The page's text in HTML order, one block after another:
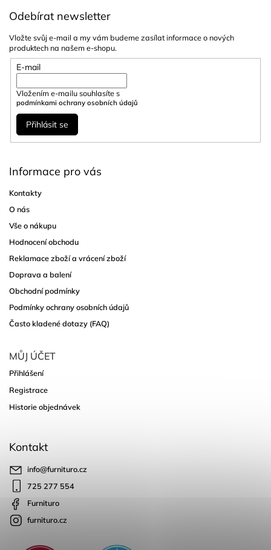
Odebírat newsletter
Vložte svůj e-mail a my vám budeme zasílat informace o nových
produktech na našem e-shopu.
E-mail
Vložením e-mailu souhlasíte s
podmínkami ochrany osobních údajů
Přihlásit se
Informace pro vás
Kontakty
O nás
Vše o nákupu
Hodnocení obchodu
Reklamace zboží a vrácení zboží
Doprava a balení
Obchodní podmínky
Podmínky ochrany osobních údajů
Často kladené dotazy (FAQ)
MŮJ ÚČET
Přihlášení
Registrace
Historie objednávek
Kontakt
info@furnituro.cz
725 277 554
Furnituro
furnituro.cz